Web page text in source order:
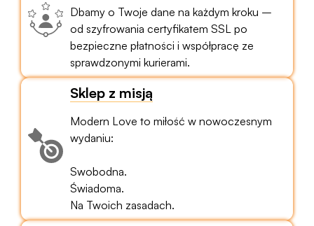
Dbamy o Twoje dane na każdym kroku –
od szyfrowania certyfikatem SSL po
bezpieczne płatności i współpracę ze
sprawdzonymi kurierami.
Sklep z misją
Modern Love to miłość w nowoczesnym
wydaniu:
Swobodna.
Świadoma.
Na Twoich zasadach.